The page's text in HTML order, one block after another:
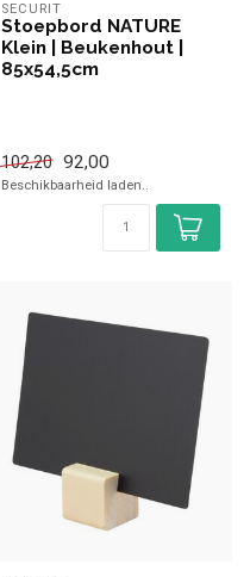
SECURIT
Stoepbord NATURE
Klein | Beukenhout |
85x54,5cm
102,20 92,00
Beschikbaarheid laden..